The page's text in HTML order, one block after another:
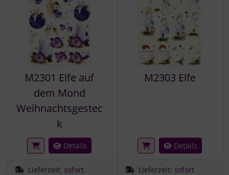
M2301 Elfe auf
dem Mond
Weihnachtsgestec
k
Details
Lieferzeit: sofort
M2303 Elfe
Details
Lieferzeit: sofort